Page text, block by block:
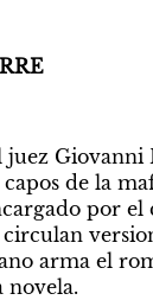
juez Giovanni
de la
por el
circulan
arma el
novela.